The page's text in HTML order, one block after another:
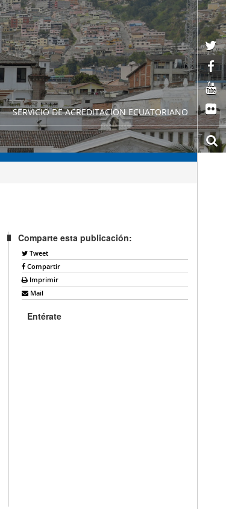
SERVICIO DE ACREDITACION ECUATORIANO
Comparte esta publicación:
Tweet
Compartir
Imprimir
Mail
Entérate